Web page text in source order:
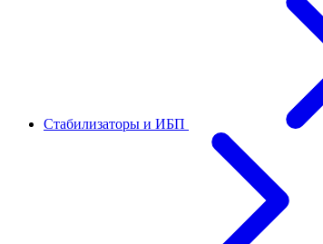
Стабилизаторы и ИБП